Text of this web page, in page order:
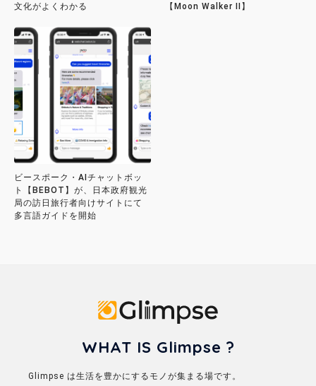
文化がよくわかる
【Moon Walker II】
ビースポーク・AIチャットボッ
ト【BEBOT】が、日本政府観光
局の訪日旅行者向けサイトにて
多言語ガイドを開始
WHAT IS Glimpse ?
Glimpse は生活を豊かにするモノが集まる場です。